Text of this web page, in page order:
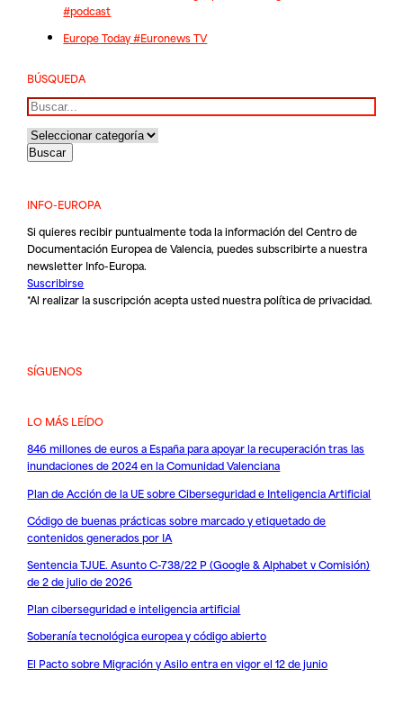
#podcast
Europe Today #Euronews TV
BÚSQUEDA
Buscar
INFO-EUROPA
Si quieres recibir puntualmente toda la información del Centro de
Documentación Europea de Valencia, puedes subscribirte a nuestra
newsletter Info-Europa.
Suscribirse
*Al realizar la suscripción acepta usted nuestrapolítica de privacidad.
SÍGUENOS
LO MÁS LEÍDO
846 millones de euros a España para apoyar la recuperación tras las
inundaciones de 2024 en la Comunidad Valenciana
Plan de Acción de la UE sobre Ciberseguridad e Inteligencia Artificial
Código de buenas prácticas sobre marcado y etiquetado de
contenidos generados por IA
Sentencia TJUE. Asunto C-738/22 P (Google & Alphabet v Comisión)
de 2 de julio de 2026
Plan ciberseguridad e inteligencia artificial
Soberanía tecnológica europea y código abierto
El Pacto sobre Migración y Asilo entra en vigor el 12 de junio